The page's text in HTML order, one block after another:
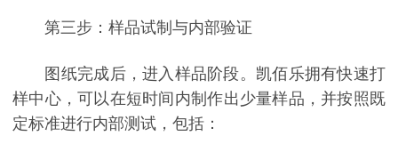
第三步：样品试制与内部验证
图纸完成后，进入样品阶段。凯佰乐拥有快速打
样中心，可以在短时间内制作出少量样品，并按照既
定标准进行内部测试，包括：